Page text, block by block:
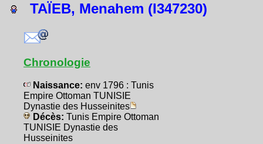
TAÏEB, Menahem (I347230)
Chronologie
Naissance: env 1796 : Tunis
Empire Ottoman TUNISIE
Dynastie des Husseinites
Décès: Tunis Empire Ottoman
TUNISIE Dynastie des
Husseinites